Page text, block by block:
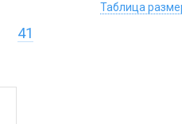
Таблица
41